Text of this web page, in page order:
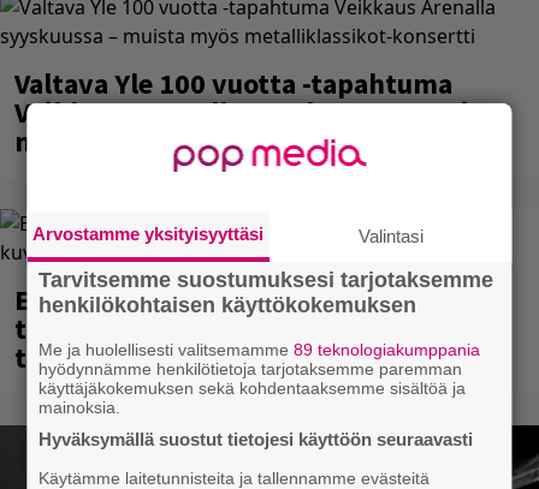
Valtava Yle 100 vuotta -tapahtuma
Veikkaus Arenalla syyskuussa – muista
myös metalliklassikot-konsertti
Eppu Normaalin viimeinen keikka
tänään – katso kuvagalleria torstailta
täältä
Arvostamme yksityisyyttäsi Valintasi
Tarvitsemme suostumuksesi tarjotaksemme
henkilökohtaisen käyttökokemuksen
Me ja huolellisesti valitsemamme89 teknologiakumppania
hyödynnämme henkilötietoja tarjotaksemme paremman
käyttäjäkokemuksen sekä kohdentaaksemme sisältöä ja
mainoksia.
Hyväksymällä suostut tietojesi käyttöön seuraavasti
Käytämme laitetunnisteita ja tallennamme evästeitä